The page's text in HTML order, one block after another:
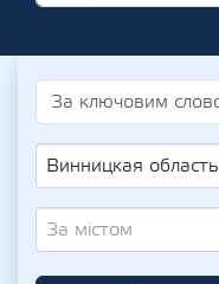
Винницкая область
За містом